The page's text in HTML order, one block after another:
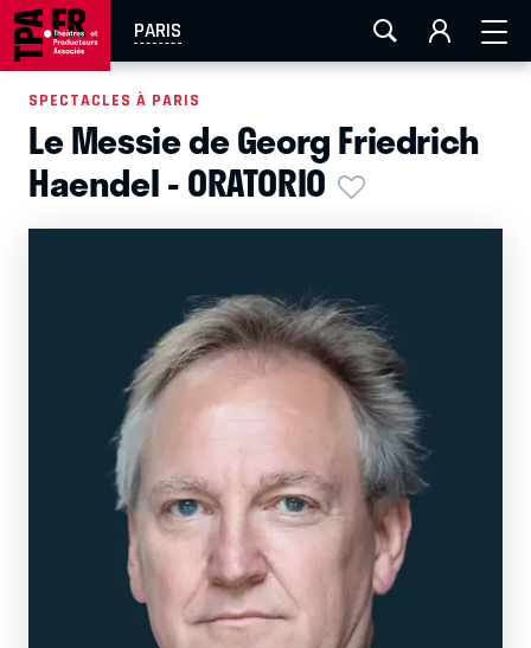
PARIS
AIX-MARSEILLE LA ROCHELLE
EN TOURNÉE
SPECTACLES À PARIS
Le Messie de Georg Friedrich
Haendel - ORATORIO